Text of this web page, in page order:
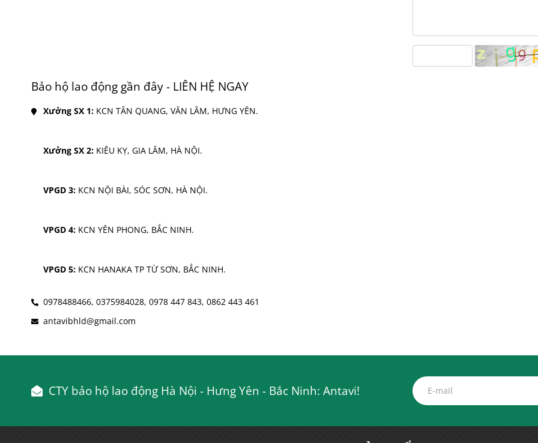
Bảo hộ lao động gần đây - LIÊN HỆ NGAY
Xưởng SX 1: KCN TÂN QUANG, VĂN LÂM, HƯNG YÊN.
Xưởng SX 2: KIÊU KỴ, GIA LÂM, HÀ NỘI.
VPGD 3: KCN NỘI BÀI, SÓC SƠN, HÀ NỘI.
VPGD 4: KCN YÊN PHONG, BẮC NINH.
VPGD 5: KCN HANAKA TP TỪ SƠN, BẮC NINH.
0978488466, 0375984028, 0978 447 843, 0862 443 461
antavibhld@gmail.com
CTY bảo hộ lao động Hà Nội - Hưng Yên - Bắc Ninh: Antavi!